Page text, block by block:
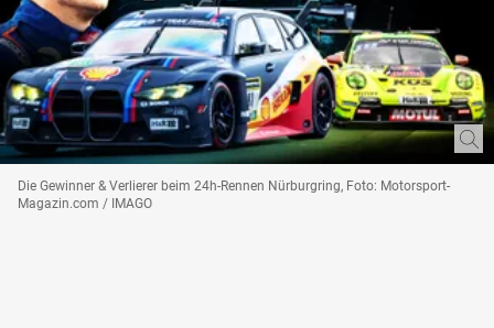
Die Gewinner & Verlierer beim 24h-Rennen Nürburgring, Foto: Motorsport-
Magazin.com / IMAGO